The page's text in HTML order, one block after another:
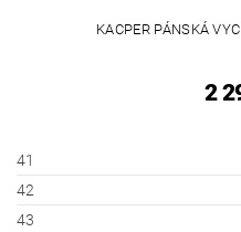
KACPER PÁNSKÁ
2
41
42
43